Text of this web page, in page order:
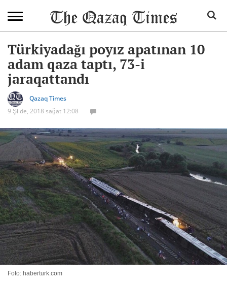
Türkiyadağı poyız apatınan 10
adam qaza taptı, 73-i
jaraqattandı
Qazaq Times
9 Şilde, 2018 sağat 12:08
Foto: haberturk.com